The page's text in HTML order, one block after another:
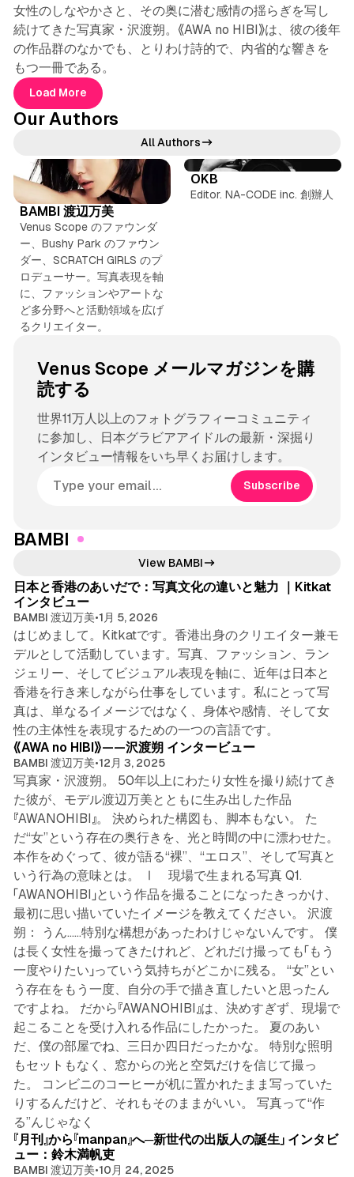
女性のしなやかさと、その奥に潜む感情の揺らぎを写し
続けてきた写真家・沢渡朔。《AWA no HIBI》は、彼の後年
の作品群のなかでも、とりわけ詩的で、内省的な響きを
もつ一冊である。
Load More
Our Authors
All Authors
I
n
s
g
r
a
m
BAMBI 渡辺万美
Venus Scope のファウンダ
ー、Bushy Park のファウン
ダー、SCRATCH GIRLS のプ
ロデューサー。写真表現を軸
に、ファッションやアートな
ど多分野へと活動領域を広げ
るクリエイター。
OKB
Editor. NA-CODE inc. 創辦人
Venus Scope メールマガジンを購
読する
世界11万人以上のフォトグラフィーコミュニティ
に参加し、日本グラビアアイドルの最新・深掘り
インタビュー情報をいち早くお届けします。
Subscribe
BAMBI
View BAMBI
日本と香港のあいだで：写真文化の違いと魅力 ｜Kitkat
インタビュー
BAMBI 渡辺万美•1月 5, 2026
はじめまして。Kitkatです。香港出身のクリエイター兼モ
デルとして活動しています。写真、ファッション、ラン
ジェリー、そしてビジュアル表現を軸に、近年は日本と
香港を行き来しながら仕事をしています。私にとって写
真は、単なるイメージではなく、身体や感情、そして女
性の主体性を表現するための一つの言語です。
8 min read
《AWA no HIBI》——沢渡朔 インタービュー
BAMBI 渡辺万美•12月 3, 2025
写真家・沢渡朔。 50年以上にわたり女性を撮り続けてき
た彼が、モデル渡辺万美とともに生み出した作品
『AWANOHIBI』。 決められた構図も、脚本もない。 た
だ“女”という存在の奥行きを、光と時間の中に漂わせた。
本作をめぐって、彼が語る“裸”、“エロス”、そして写真と
いう行為の意味とは。 Ⅰ 現場で生まれる写真 Q1.
「AWANOHIBI」という作品を撮ることになったきっかけ、
最初に思い描いていたイメージを教えてください。 沢渡
朔： うん……特別な構想があったわけじゃないんです。 僕
は長く女性を撮ってきたけれど、どれだけ撮っても「もう
一度やりたい」っていう気持ちがどこかに残る。 “女”とい
う存在をもう一度、自分の手で描き直したいと思ったん
ですよね。 だから『AWANOHIBI』は、決めすぎず、現場で
起こることを受け入れる作品にしたかった。 夏のあい
だ、僕の部屋でね、三日か四日だったかな。 特別な照明
もセットもなく、窓からの光と空気だけを信じて撮っ
た。 コンビニのコーヒーが机に置かれたまま写っていた
りするんだけど、それもそのままがいい。 写真って“作
る”んじゃなく
6 min read
『月刊』から『manpan』へ─新世代の出版人の誕生」 インタビ
ュー：鈴木満帆吏
BAMBI 渡辺万美•10月 24, 2025